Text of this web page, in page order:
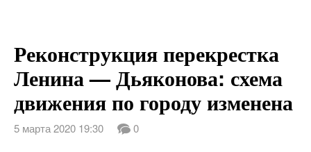
Слово Дело
Народные
ВТРК
Реконструкция перекрестка
Ленина — Дьяконова: схема
движения по городу изменена
5 марта 2020 19:30 0